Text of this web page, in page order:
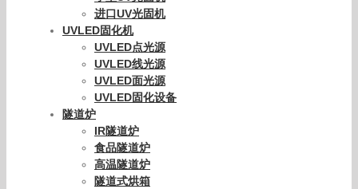
进口UV光固机
UVLED固化机
UVLED点光源
UVLED线光源
UVLED面光源
UVLED固化设备
隧道炉
IR隧道炉
食品隧道炉
高温隧道炉
隧道式烘箱